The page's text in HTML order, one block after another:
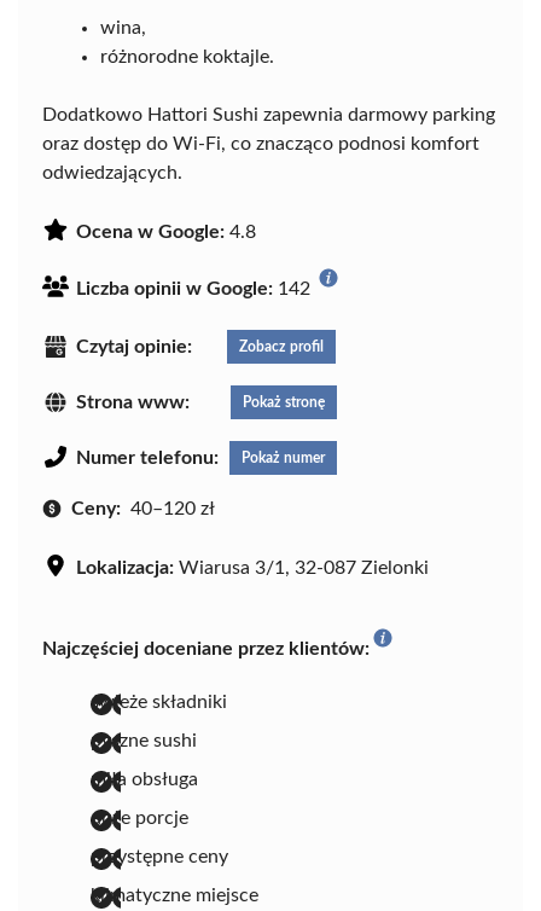
wina,
różnorodne koktajle.
Dodatkowo Hattori Sushi zapewnia darmowy parking
oraz dostęp do Wi-Fi, co znacząco podnosi komfort
odwiedzających.
Ocena w Google: 4.8
Liczba opinii w Google: 142
Czytaj opinie: Zobacz profil
Strona www: Pokaż stronę
Numer telefonu: Pokaż numer
Ceny: 40–120 zł
Lokalizacja: Wiarusa 3/1, 32-087 Zielonki
Najczęściej doceniane przez klientów:
świeże składniki
pyszne sushi
miła obsługa
duże porcje
przystępne ceny
klimatyczne miejsce